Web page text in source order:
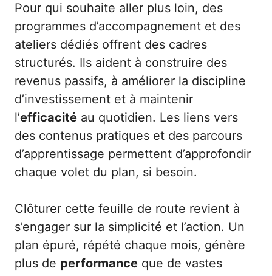
Pour qui souhaite aller plus loin, des
programmes d’accompagnement et des
ateliers dédiés offrent des cadres
structurés. Ils aident à construire des
revenus passifs, à améliorer la discipline
d’investissement et à maintenir
l’efficacité au quotidien. Les liens vers
des contenus pratiques et des parcours
d’apprentissage permettent d’approfondir
chaque volet du plan, si besoin.
Clôturer cette feuille de route revient à
s’engager sur la simplicité et l’action. Un
plan épuré, répété chaque mois, génère
plus de performance que de vastes